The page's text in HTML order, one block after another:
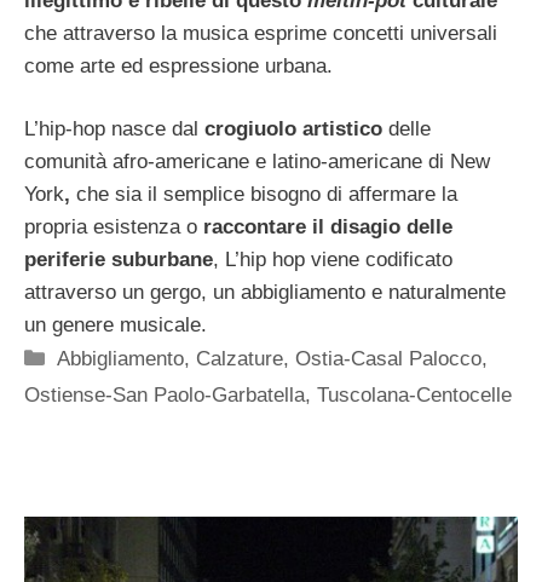
che attraverso la musica esprime concetti universali
come arte ed espressione urbana.
L’hip-hop nasce dal crogiuolo artistico delle
comunità afro-americane e latino-americane di New
York, che sia il semplice bisogno di affermare la
propria esistenza o raccontare il disagio delle
periferie suburbane, L’hip hop viene codificato
attraverso un gergo, un abbigliamento e naturalmente
un genere musicale.
Categorie
Abbigliamento, Calzature,Ostia-Casal Palocco,
Ostiense-San Paolo-Garbatella, Tuscolana-Centocelle